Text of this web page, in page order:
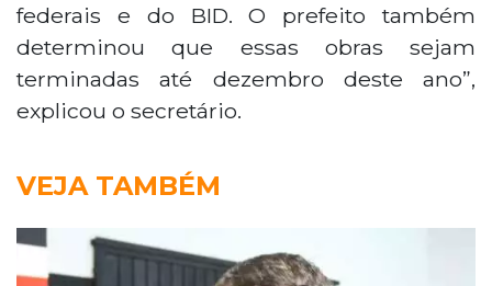
federais e do BID. O prefeito também
determinou que essas obras sejam
terminadas até dezembro deste ano”,
explicou o secretário.
VEJA TAMBÉM